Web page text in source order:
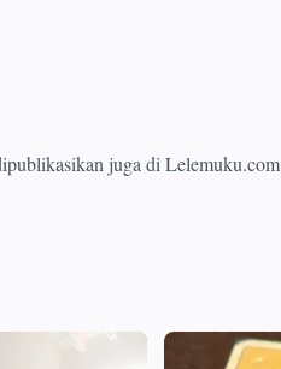
juga di Lelemuku.com